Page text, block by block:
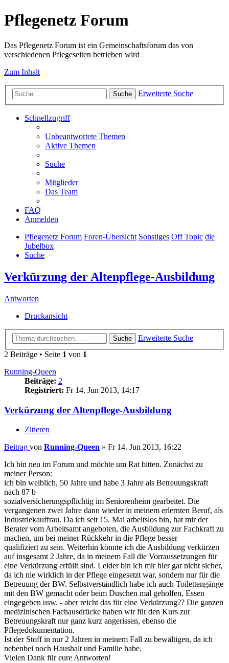
Pflegenetz Forum
Das Pflegenetz Forum ist ein Gemeinschaftsforum das von
verschiedenen Pflegeseiten betrieben wird
Zum Inhalt
Suche Erweiterte Suche
Schnellzugriff
Unbeantwortete Themen
Aktive Themen
Suche
Mitglieder
Das Team
FAQ
Anmelden
Pflegenetz Forum Foren-Übersicht Sonstiges Off Topic die
Jubelbox
Suche
Verkürzung der Altenpflege-Ausbildung
Antworten
Druckansicht
Suche
Erweiterte Suche
2 Beiträge • Seite 1 von 1
Running-Queen
Beiträge: 2
Registriert: Fr 14. Jun 2013, 14:17
Verkürzung der Altenpflege-Ausbildung
Zitieren
Beitrag von Running-Queen » Fr 14. Jun 2013, 16:22
Ich bin neu im Forum und möchte um Rat bitten. Zunächst zu
meiner Person:
ich bin weiblich, 50 Jahre und habe 3 Jahre als Betreuungskraft
nach 87 b
sozialversicherungspflichtig im Seniorenheim gearbeitet. Die
vergangenen zwei Jahre dann wieder in meinem erlernten Beruf, als
Industriekauffrau. Da ich seit 15. Mai arbeitslos bin, hat mir der
Berater vom Arbeitsamt angeboten, die Ausbildung zur Fachkraft zu
machen, um bei meiner Rückkehr in die Pflege besser
qualifiziert zu sein. Weiterhin könnte ich die Ausbildung verkürzen
auf insgesamt 2 Jahre, da in meinem Fall die Vorraussetzungen für
eine Verkürzung erfüllt sind. Leider bin ich mir hier gar nicht sicher,
da ich nie wirklich in der Pflege eingesetzt war, sondern nur für die
Betreuung der BW. Selbstverständlich habe ich auch Toilettengänge
mit den BW gemacht oder beim Duschen mal geholfen, Essen
eingegeben usw. - aber reicht das für eine Verkürzung?? Die ganzen
medizinischen Fachausdrücke haben wir für den Kurs zur
Betreuungskraft nur ganz kurz angerissen, ebenso die
Pflegedokumentation.
Ist der Stoff in nur 2 Jahren in meinem Fall zu bewältigen, da ich
nebenbei noch Haushalt und Familie habe.
Vielen Dank für eure Antworten!